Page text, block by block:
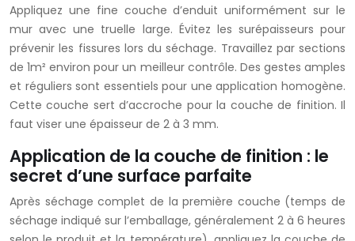
Appliquez une fine couche d’enduit uniformément sur le
mur avec une truelle large. Évitez les surépaisseurs pour
prévenir les fissures lors du séchage. Travaillez par sections
de 1m² environ pour un meilleur contrôle. Des gestes amples
et réguliers sont essentiels pour une application homogène.
Cette couche sert d’accroche pour la couche de finition. Il
faut viser une épaisseur de 2 à 3 mm.
Application de la couche de finition : le
secret d’une surface parfaite
Après séchage complet de la première couche (temps de
séchage indiqué sur l’emballage, généralement 2 à 6 heures